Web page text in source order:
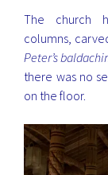
The church
columns,
Peter’s
there was no
on the floor.